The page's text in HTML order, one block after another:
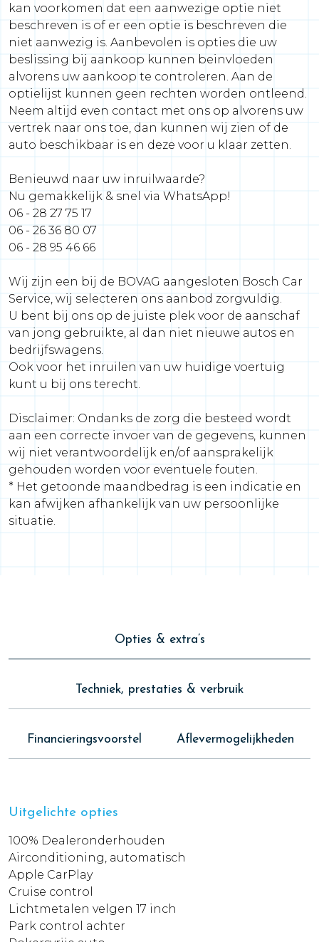
kan voorkomen dat een aanwezige optie niet
beschreven is of er een optie is beschreven die
niet aanwezig is. Aanbevolen is opties die uw
beslissing bij aankoop kunnen beinvloeden
alvorens uw aankoop te controleren. Aan de
optielijst kunnen geen rechten worden ontleend.
Neem altijd even contact met ons op alvorens uw
vertrek naar ons toe, dan kunnen wij zien of de
auto beschikbaar is en deze voor u klaar zetten.
Benieuwd naar uw inruilwaarde?
Nu gemakkelijk & snel via WhatsApp!
06 - 28 27 75 17
06 - 26 36 80 07
06 - 28 95 46 66
Wij zijn een bij de BOVAG aangesloten Bosch Car
Service, wij selecteren ons aanbod zorgvuldig.
U bent bij ons op de juiste plek voor de aanschaf
van jong gebruikte, al dan niet nieuwe autos en
bedrijfswagens.
Ook voor het inruilen van uw huidige voertuig
kunt u bij ons terecht.
Disclaimer: Ondanks de zorg die besteed wordt
aan een correcte invoer van de gegevens, kunnen
wij niet verantwoordelijk en/of aansprakelijk
gehouden worden voor eventuele fouten.
* Het getoonde maandbedrag is een indicatie en
kan afwijken afhankelijk van uw persoonlijke
situatie.
Opties & extra’s
Techniek, prestaties & verbruik
Financieringsvoorstel Aflevermogelijkheden
Uitgelichte opties
100% Dealeronderhouden
Airconditioning, automatisch
Apple CarPlay
Cruise control
Lichtmetalen velgen 17 inch
Park control achter